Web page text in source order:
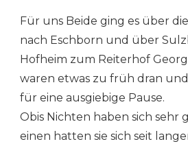
Für uns Beide ging es über
nach Eschborn und über
Hofheim zum Reiterhof
waren etwas zu früh dran
für eine ausgiebige Pause.
Obis Nichten haben sich sehr
einen hatten sie sich seit